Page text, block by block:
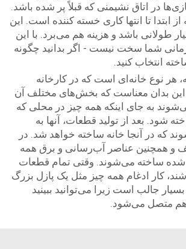
در اتاق نشیمنی که قبلاً پر شده باشد.
ابتدا تا انتها کاری خسته کننده است. این
طولانی باشد و هزینه هم می‌برد. با این
شما سخت نیست - اگر بدانید چگونه
انتخاب کنید.
نوع خانه‌ای است که در کارخانه
بدان معناست که بخش‌های مختلف آن
به جای اینکه همه چیز در محلی که
شود. بعد از تولید قطعات، آنها به
که در آنجا خانه ساخته خواهد شد. در
و همچنین عناصر آب‌رسانی و برق همه
شده ساخته می‌شوند. وقتی تمام قطعات
کار ادغام همه چیز مثل یک پازل بزرگ
جالب است زیرا می‌توانید ببینید
هم متصل می‌شود.